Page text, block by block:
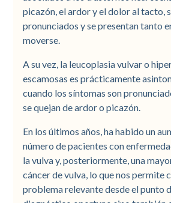
picazón, el ardor y el dolor al tacto,
pronunciados y se presentan tanto
moverse.
A su vez, la leucoplasia vulvar o
escamosas es prácticamente
cuando los síntomas son
se quejan de ardor o picazón.
En los últimos años, ha habido un
número de pacientes con
la vulva y, posteriormente, una
cáncer de vulva, lo que nos permite
problema relevante desde el punto